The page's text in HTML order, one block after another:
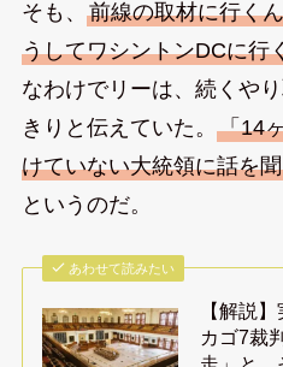
そも、 前線の取材に行く
うしてワシントンDCに行
なわけでリーは、続くや
きりと伝えていた。 「14
けていない大統領に話を
というのだ。
あわせて読みたい
【解説
カゴ7裁